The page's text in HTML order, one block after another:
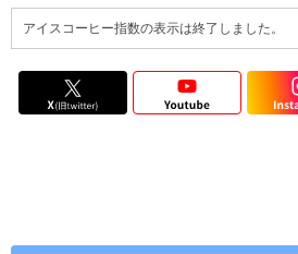
アイスコーヒー指数の表示は終了しました。